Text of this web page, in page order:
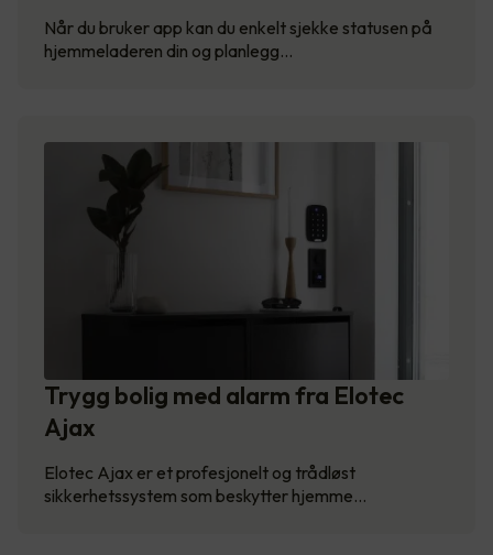
Når du bruker app kan du enkelt sjekke statusen på
hjemmeladeren din og planlegg…
Trygg bolig med alarm fra Elotec
Ajax
Elotec Ajax er et profesjonelt og trådløst
sikkerhetssystem som beskytter hjemme…